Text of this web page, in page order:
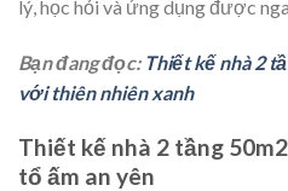
lý, học hỏi và ứng dụng được
Bạn đang đọc: Thiết kế nhà 2
với thiên nhiên xanh
Thiết kế nhà 2 tầng
tổ ấm an yên